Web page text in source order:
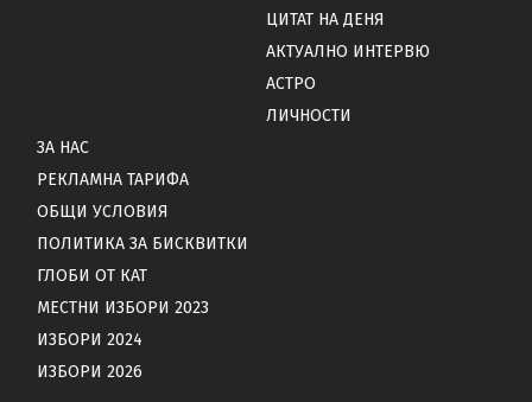
ЦИТАТ НА ДЕНЯ
АКТУАЛНО ИНТЕРВЮ
АСТРО
ЛИЧНОСТИ
ЗА НАС
РЕКЛАМНА ТАРИФА
ОБЩИ УСЛОВИЯ
ПОЛИТИКА ЗА БИСКВИТКИ
ГЛОБИ ОТ КАТ
МЕСТНИ ИЗБОРИ 2023
ИЗБОРИ 2024
ИЗБОРИ 2026